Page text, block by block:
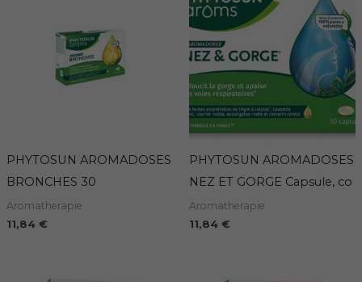
PHYTOSUN AROMADOSES
BRONCHES 30
Aromatherapie
11,84 €
PHYTOSUN AROMADOSES
NEZ ET GORGE Capsule, co
Aromatherapie
11,84 €